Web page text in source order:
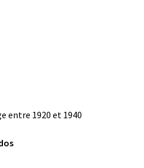
entre 1920 et 1940